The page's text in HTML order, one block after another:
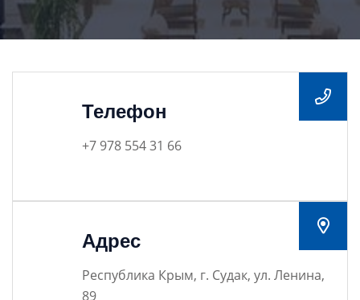
Телефон
+7 978 554 31 66
Адрес
Республика Крым, г. Судак, ул. Ленина,
89